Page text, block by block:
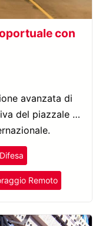
con
avanzata di
del piazzale in
Remoto